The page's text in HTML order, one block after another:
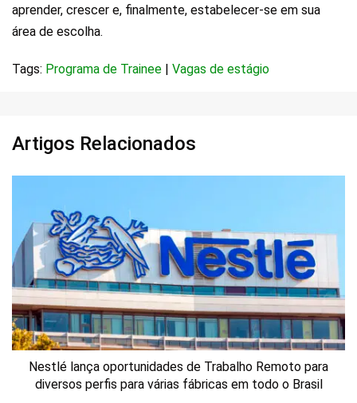
aprender, crescer e, finalmente, estabelecer-se em sua
área de escolha.
Tags: Programa de Trainee Vagas de estágio
Artigos Relacionados
Nestlé lança oportunidades de Trabalho Remoto para
diversos perfis para várias fábricas em todo o Brasil